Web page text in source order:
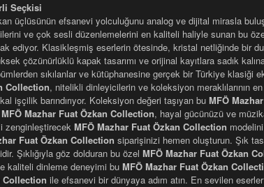
Seçkisi
üçlüsünün efsanevi yolculuğunu analog ve dijital mirasla
ve çok sesli düzenlemelerini en kaliteli haliyle sunan bu
ediyor. Klasikleşmiş eserlerin ötesinde, kristal netliğinde bir
çözünürlüklü kapak tasarımı ve orijinal kayıtlara sadık
sıkılanlar ve kütüphanesine gerçek bir Türkiye
Collection, nitelikli dinleyicilerin ve koleksiyon meraklılarının
işçilik barındırıyor. Koleksiyon değeri taşıyan bu MFÖ
MFÖ Mazhar Fuat Özkan Collection, hayal gücünüzü ve
zenginleştirecek MFÖ Mazhar Fuat Özkan Collection
Fuat Özkan Collection siparişinizi hemen oluşturun. Şık
Şıklığıyla göz dolduran bu özel MFÖ Mazhar Fuat Özkan
kaliteli dinleme deneyimi bu MFÖ Mazhar Fuat Özkan
Collection ile efsanevi bir dünyaya adım atın. En sevilen eserler